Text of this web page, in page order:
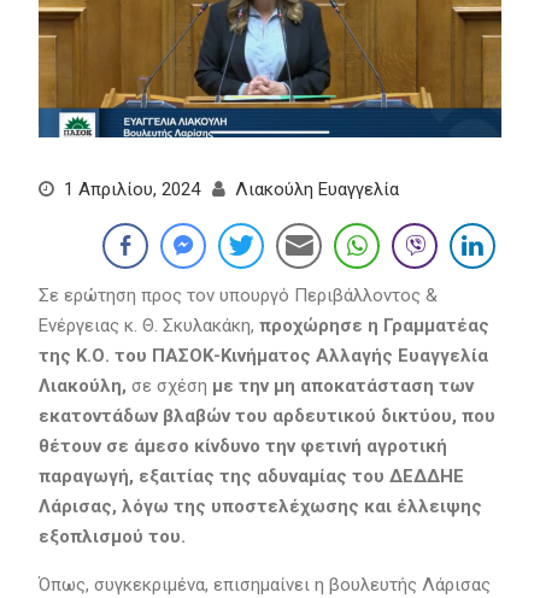
1 Απριλίου, 2024 Λιακούλη Ευαγγελία
Σε ερώτηση προς τον υπουργό Περιβάλλοντος &
Ενέργειας κ. Θ. Σκυλακάκη, προχώρησε η Γραμματέας
της Κ.Ο. του ΠΑΣΟΚ-Κινήματος Αλλαγής Ευαγγελία
Λιακούλη, σε σχέση με την μη αποκατάσταση των
εκατοντάδων βλαβών του αρδευτικού δικτύου, που
θέτουν σε άμεσο κίνδυνο την φετινή αγροτική
παραγωγή, εξαιτίας της αδυναμίας του ΔΕΔΔΗΕ
Λάρισας, λόγω της υποστελέχωσης και έλλειψης
εξοπλισμού του.
Όπως, συγκεκριμένα, επισημαίνει η βουλευτής Λάρισας